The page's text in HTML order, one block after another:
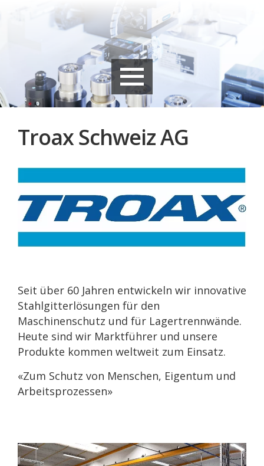
Troax Schweiz AG
Seit über 60 Jahren entwickeln wir innovative
Stahlgitterlösungen für den
Maschinenschutz und für Lagertrennwände.
Heute sind wir Marktführer und unsere
Produkte kommen weltweit zum Einsatz.
«Zum Schutz von Menschen, Eigentum und
Arbeitsprozessen»